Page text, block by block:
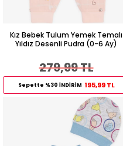
Kız Bebek Tulum Yemek Temalı
Yıldız Desenli Pudra (0-6 Ay)
279,99 TL
Sepette %30 İNDİRİM 195,99 TL